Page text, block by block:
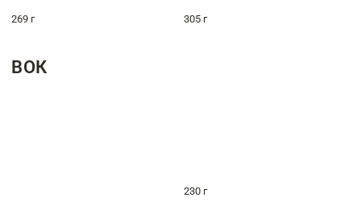
269 г 305 г
ВОК
230 г